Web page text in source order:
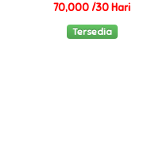
70,000 /30 Hari
Tersedia